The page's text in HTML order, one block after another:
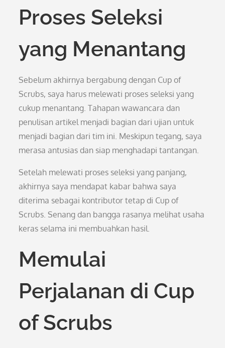
Proses Seleksi
yang Menantang
Sebelum akhirnya bergabung dengan Cup of
Scrubs, saya harus melewati proses seleksi yang
cukup menantang. Tahapan wawancara dan
penulisan artikel menjadi bagian dari ujian untuk
menjadi bagian dari tim ini. Meskipun tegang, saya
merasa antusias dan siap menghadapi tantangan.
Setelah melewati proses seleksi yang panjang,
akhirnya saya mendapat kabar bahwa saya
diterima sebagai kontributor tetap di Cup of
Scrubs. Senang dan bangga rasanya melihat usaha
keras selama ini membuahkan hasil.
Memulai
Perjalanan di Cup
of Scrubs